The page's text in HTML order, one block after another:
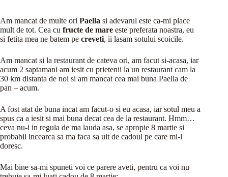
Am mancat de multe ori Paella si adevarul este ca-mi place
mult de tot. Cea cu fructe de mare este preferata noastra, eu
si fetita mea ne batem pe creveti, ii lasam sotului scoicile.
Am mancat si la restaurant de cateva ori, am facut si-acasa, iar
acum 2 saptamani am iesit cu prietenii la un restaurant cam la
30 km distanta de noi si am mancat cea mai buna Paella de
pan – acum.
A fost atat de buna incat am facut-o si eu acasa, iar sotul meu a
spus ca a iesit si mai buna decat cea de la restaurant. Hmm…
ceva nu-i in regula de ma lauda asa, se apropie 8 martie si
probabil incearca sa ma faca sa uit de cadoul pe care mi-l
doresc.
Mai bine sa-mi spuneti voi ce parere aveti, pentru ca voi nu